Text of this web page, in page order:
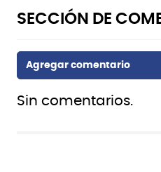
Sin comentarios.